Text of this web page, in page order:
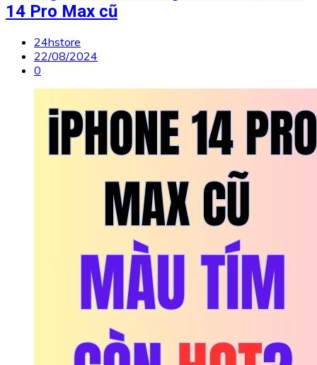
14 Pro Max cũ
24hstore
22/08/2024
0